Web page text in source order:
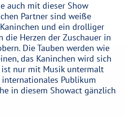
auch mit dieser Show
Partner sind weiße
und ein drolliger
die Herzen der Zuschauer in
Die Tauben werden wie
das Kaninchen wird sich
nur mit Musik untermalt
Publikum
in diesem Showact gänzlich